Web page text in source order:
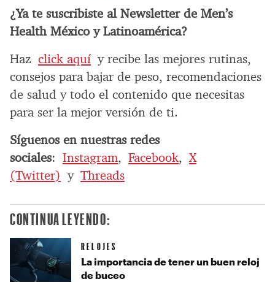
¿Ya te suscribiste al Newsletter de Men’s
Health México y Latinoamérica?
Haz click aquí y recibe las mejores rutinas,
consejos para bajar de peso, recomendaciones
de salud y todo el contenido que necesitas
para ser la mejor versión de ti.
Síguenos en nuestras redes
sociales: Instagram, Facebook,X
(Twitter) y Threads
CONTINUA LEYENDO:
RELOJES
La importancia de tener un buen reloj
de buceo